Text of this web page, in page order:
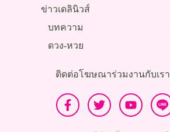
ข่าวเดลินิวส์
บทความ
ดวง-หวย
ติดต่อโฆษณาร่วมงานกับเรา